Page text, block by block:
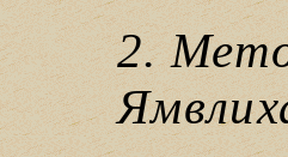
2.